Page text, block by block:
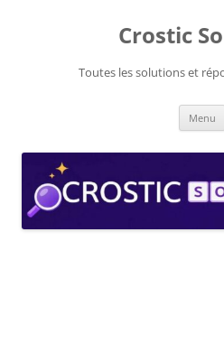
Crostic
Toutes les solutions et
Menu